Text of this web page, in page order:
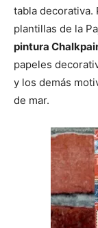
tabla decorativa.
plantillas de la
pintura
papeles
y los demás
de mar.